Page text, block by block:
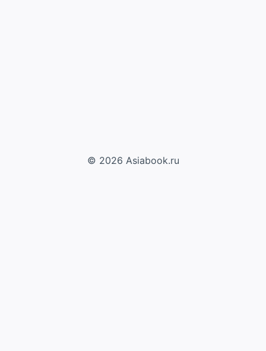
© 2026 Asiabook.ru